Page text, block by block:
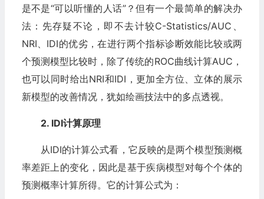
是不是“可以听懂的人话”？但有一个最简单的解决办
法：先存疑不论，即不去计较C-Statistics/AUC、
NRI、IDI的优劣，在进行两个指标诊断效能比较或两
个预测模型比较时，除了传统的ROC曲线计算AUC，
也可以同时给出NRI和IDI，更加全方位、立体的展示
新模型的改善情况，犹如绘画技法中的多点透视。
2. IDI计算原理
从IDI的计算公式看，它反映的是两个模型预测概
率差距上的变化，因此是基于疾病模型对每个个体的
预测概率计算所得。它的计算公式为：